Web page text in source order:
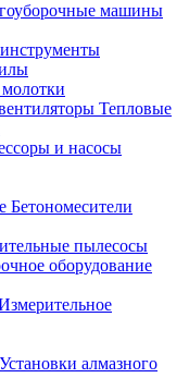
машины
Тепловые
и насосы
Бетономесители
пылесосы
оборудование
Установки алмазного